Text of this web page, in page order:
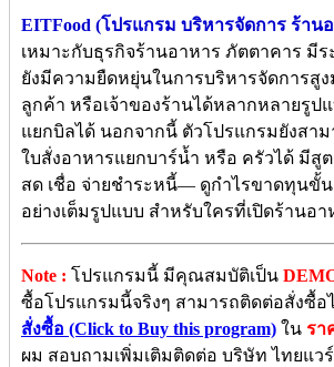
EITFood (โปรแกรม บริหารจัดการ ร้า
เหมาะกับธุรกิจร้านอาหาร ภัตตาคาร มี
ยังมีความยืดหยุ่นในการบริหารจัดการสู
ลูกค้า หรือเจ้าของร้านได้หลากหลายรูป
แยกบิลได้ นอกจากนี้ ตัวโปรแกรมยังสาม
ใบสั่งอาหารแยกบาร์น้ำ หรือ ครัวได้ มีสู
สด เชื่อ จ่ายชำระหนี้— ดูกำไรขาดทุนขั้
อย่างเต็มรูปแบบ สำหรับใครที่เปิดร้านอ
Note : โปรแกรมนี้ มีคุณสมบัติเป็น
ซื้อโปรแกรมนี้จริงๆ สามารถติดต่อสั่งซื้อไ
สั่งซื้อ (Click to Buy this program) ใน รา
ผม สอบถามเพิ่มเติมติดต่อ บริษัท ไทยแว